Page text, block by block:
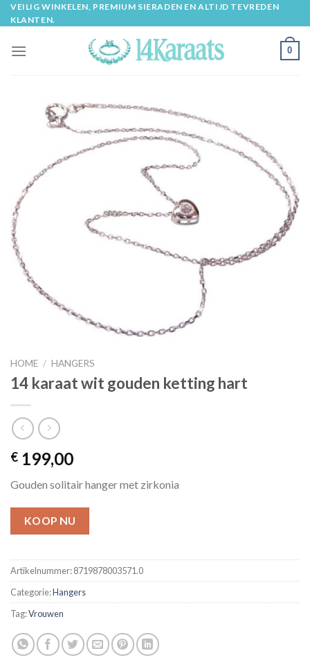
Skip
to
VEILIG WINKELEN, PREMIUM SIERADEN EN ALTIJD TEVREDEN
KLANTEN.
0
HOME / HANGERS
14 karaat wit gouden ketting hart
€ 199,00
Gouden solitair hanger met zirkonia
KOOP NU
Artikelnummer:8719878003571.0
Categorie:Hangers
Tag:Vrouwen